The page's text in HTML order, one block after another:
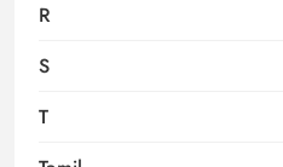
R
S
T